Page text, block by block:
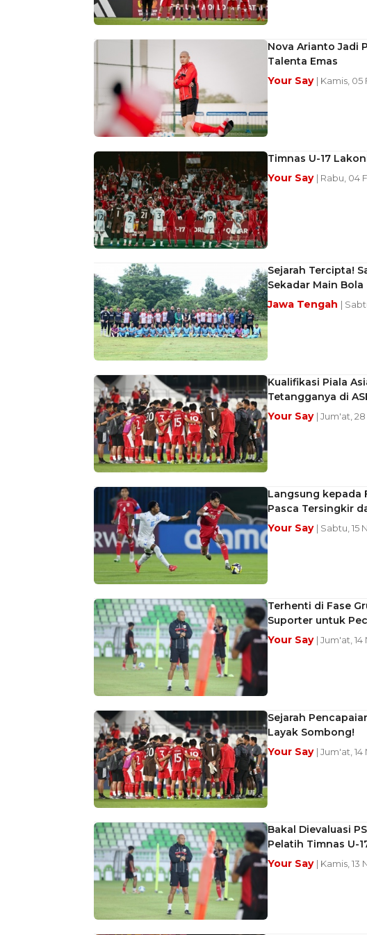
Nova Arianto Jadi
Talenta Emas
Your Say | Kamis, 05
Timnas U-17
Your Say | Rabu, 04
Sejarah Tercipta!
Sekadar Main Bola
Jawa Tengah |
Kualifikasi Piala
Tetangganya di
Your Say | Jum'at,
Langsung kepada
Pasca Tersingkir
Your Say | Sabtu, 15
Terhenti di Fase
Suporter untuk
Your Say | Jum'at,
Sejarah
Layak Sombong!
Your Say | Jum'at,
Bakal Dievaluasi
Pelatih Timnas U-
Your Say | Kamis, 13